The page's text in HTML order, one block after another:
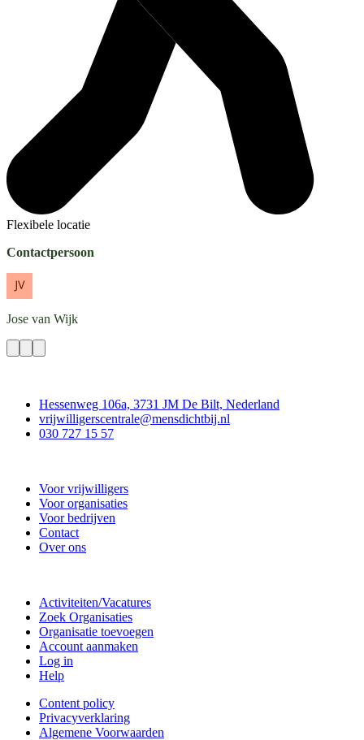
Flexibele locatie
Contactpersoon
Jose van Wijk
Hessenweg 106a, 3731 JM De Bilt, Nederland
vrijwilligerscentrale@mensdichtbij.nl
030 727 15 57
Voor vrijwilligers
Voor organisaties
Voor bedrijven
Contact
Over ons
Activiteiten/Vacatures
Zoek Organisaties
Organisatie toevoegen
Account aanmaken
Log in
Help
Content policy
Privacyverklaring
Algemene Voorwaarden